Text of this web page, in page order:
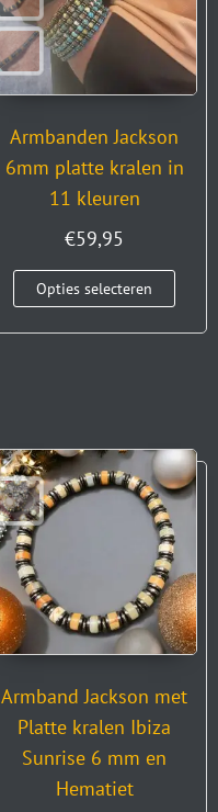
Armbanden Jackson
6mm platte kralen in
11 kleuren
€59,95
Opties selecteren
Armband Jackson met
Platte kralen Ibiza
Sunrise 6 mm en
Hematiet